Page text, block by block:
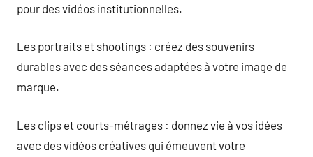
pour des vidéos institutionnelles.
Les portraits et shootings : créez des souvenirs
durables avec des séances adaptées à votre image de
marque.
Les clips et courts-métrages : donnez vie à vos idées
avec des vidéos créatives qui émeuvent votre